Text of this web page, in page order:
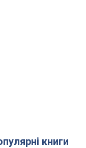
книги